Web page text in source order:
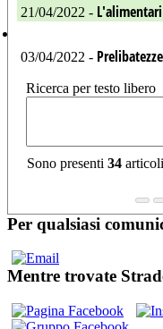
21/04/2022 -
03/04/2022 -
Ricerca per testo libero
Sono presenti 34
Per qualsiasi
Mentre trovate